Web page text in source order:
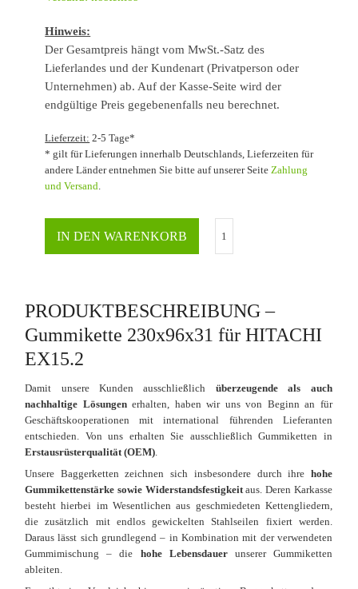
Hinweis:
Der Gesamtpreis hängt vom MwSt.-Satz des
Lieferlandes und der Kundenart (Privatperson oder
Unternehmen) ab. Auf der Kasse-Seite wird der
endgültige Preis gegebenenfalls neu berechnet.
Lieferzeit: 2-5 Tage*
* gilt für Lieferungen innerhalb Deutschlands, Lieferzeiten für
andere Länder entnehmen Sie bitte auf unserer SeiteZahlung
und Versand.
IN DEN WARENKORB
PRODUKTBESCHREIBUNG –
Gummikette 230x96x31 für HITACHI
EX15.2
Damit unsere Kunden ausschließlich überzeugende als auch
nachhaltige Lösungenerhalten, haben wir uns von Beginn an für
Geschäftskooperationen mit international führenden Lieferanten
entschieden. Von uns erhalten Sie ausschließlich Gummiketten in
Erstausrüsterqualität (OEM).
Unsere Baggerketten zeichnen sich insbesondere durch ihre hohe
Gummikettenstärke sowie Widerstandsfestigkeitaus. Deren Karkasse
besteht hierbei im Wesentlichen aus geschmiedeten Kettengliedern,
die zusätzlich mit endlos gewickelten Stahlseilen fixiert werden.
Daraus lässt sich grundlegend – in Kombination mit der verwendeten
Gummimischung – die hohe Lebensdauerunserer Gummiketten
ableiten.